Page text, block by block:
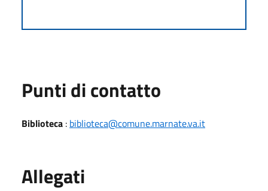
Punti di contatto
Biblioteca : biblioteca@comune.marnate.va.it
Allegati